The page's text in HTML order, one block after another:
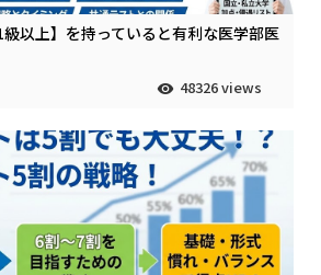
以上】を持っていると有利な医学部医
48326 views